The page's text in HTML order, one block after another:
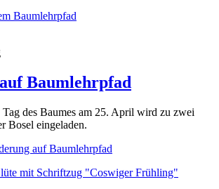
Baumlehrpfad
des Baumes am 25. April wird zu zwei
Bosel eingeladen.
auf Baumlehrpfad